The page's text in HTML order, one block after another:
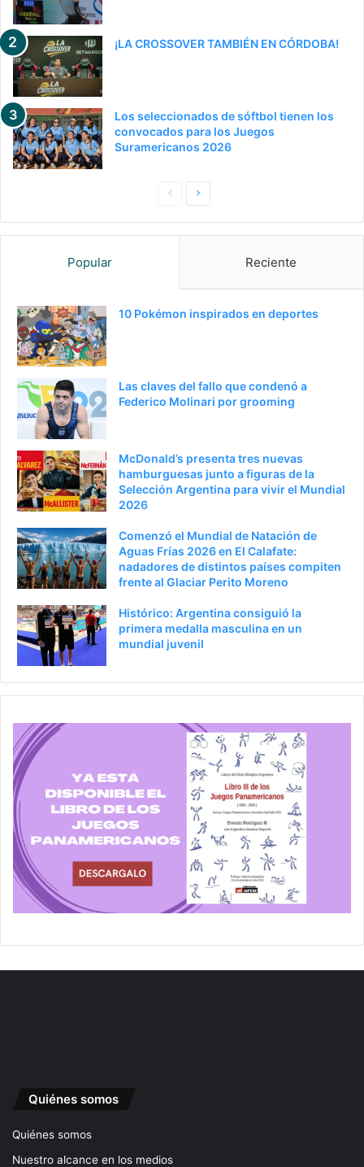
¡LA CROSSOVER TAMBIÉN EN CÓRDOBA!
Los seleccionados de sóftbol tienen los
convocados para los Juegos
Suramericanos 2026
g
e
o
r
g
p
i
n
Popular Reciente
10 Pokémon inspirados en deportes
Las claves del fallo que condenó a
Federico Molinari por grooming
McDonald’s presenta tres nuevas
hamburguesas junto a figuras de la
Selección Argentina para vivir el Mundial
2026
Comenzó el Mundial de Natación de
Aguas Frías 2026 en El Calafate:
nadadores de distintos países compiten
frente al Glaciar Perito Moreno
Histórico: Argentina consiguió la
primera medalla masculina en un
mundial juvenil
Quiénes somos
Quiénes somos
Nuestro alcance en los medios